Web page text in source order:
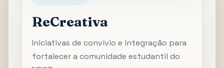
ReCreativa
Iniciativas de convívio e integração para
fortalecer a comunidade estudantil do